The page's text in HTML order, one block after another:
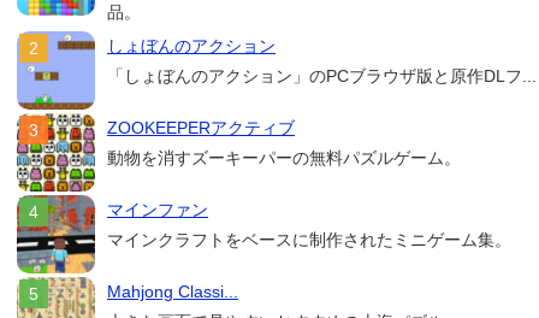
品。
しょぼんのアクション
「しょぼんのアクション」のPCブラウザ版と原作DLフ...
ZOOKEEPERアクティブ
動物を消すズーキーパーの無料パズルゲーム。
マインファン
マインクラフトをベースに制作されたミニゲーム集。
Mahjong Classi...